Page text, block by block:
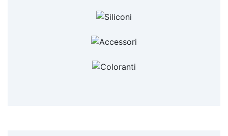
Rivestimento protettivo di una parete
Poliuretanica vernice Graniglie di marmo
Riparare ceramica rotta Pittura effetto marmo fai
marmo Rivestimenti per muro Rivestire pareti